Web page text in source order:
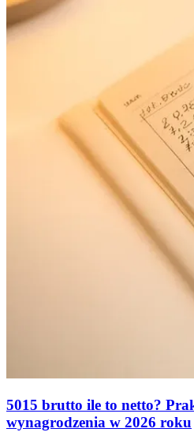
5015 brutto ile to netto?
wynagrodzenia w 2026 roku